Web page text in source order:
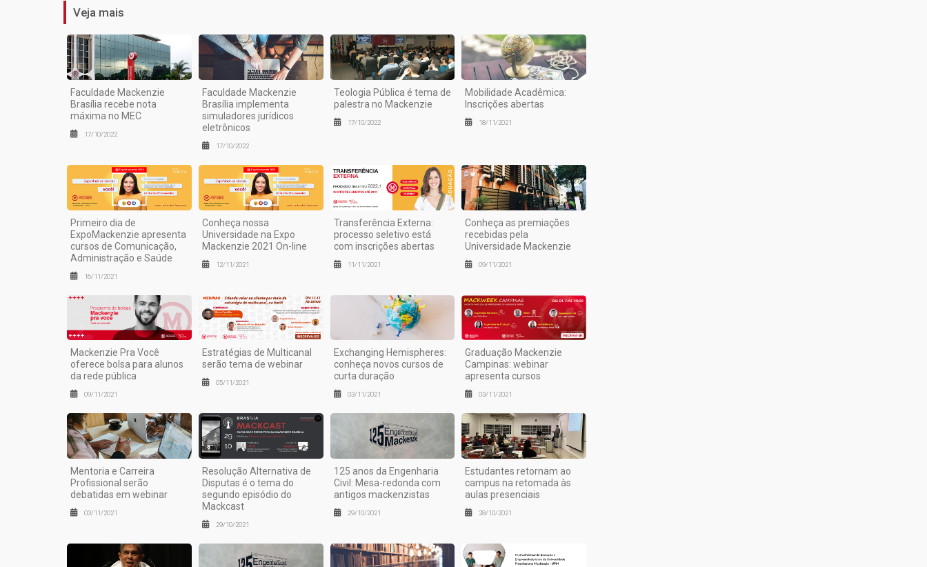
Veja mais
Faculdade Mackenzie
Brasília recebe nota
máxima no MEC
17/10/2022
Faculdade Mackenzie
Brasília implementa
simuladores jurídicos
eletrônicos
17/10/2022
Teologia Pública é tema de
palestra no Mackenzie
17/10/2022
Mobilidade Acadêmica:
Inscrições abertas
18/11/2021
Primeiro dia de
ExpoMackenzie apresenta
cursos de Comunicação,
Administração e Saúde
16/11/2021
Conheça nossa
Universidade na Expo
Mackenzie 2021 On-line
12/11/2021
Transferência Externa:
processo seletivo está
com inscrições abertas
11/11/2021
Conheça as premiações
recebidas pela
Universidade Mackenzie
09/11/2021
Mackenzie Pra Você
oferece bolsa para alunos
da rede pública
09/11/2021
Estratégias de Multicanal
serão tema de webinar
05/11/2021
Exchanging Hemispheres:
conheça novos cursos de
curta duração
03/11/2021
Graduação Mackenzie
Campinas: webinar
apresenta cursos
03/11/2021
Mentoria e Carreira
Profissional serão
debatidas em webinar
03/11/2021
Resolução Alternativa de
Disputas é o tema do
segundo episódio do
Mackcast
29/10/2021
125 anos da Engenharia
Civil: Mesa-redonda com
antigos mackenzistas
29/10/2021
Estudantes retornam ao
campus na retomada às
aulas presenciais
28/10/2021